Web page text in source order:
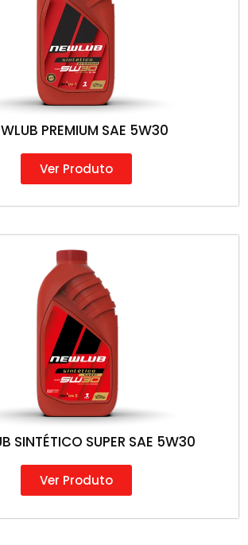
PREMIUM SAE 5W30
Ver Produto
SINTÉTICO SUPER SAE 5W30
Ver Produto